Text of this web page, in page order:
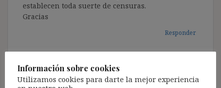
establecen toda suerte de censuras.
Gracias
Responder
Luis Manteiga Pousa dice:
Información sobre cookies
Utilizamos cookies para darte la mejor experiencia